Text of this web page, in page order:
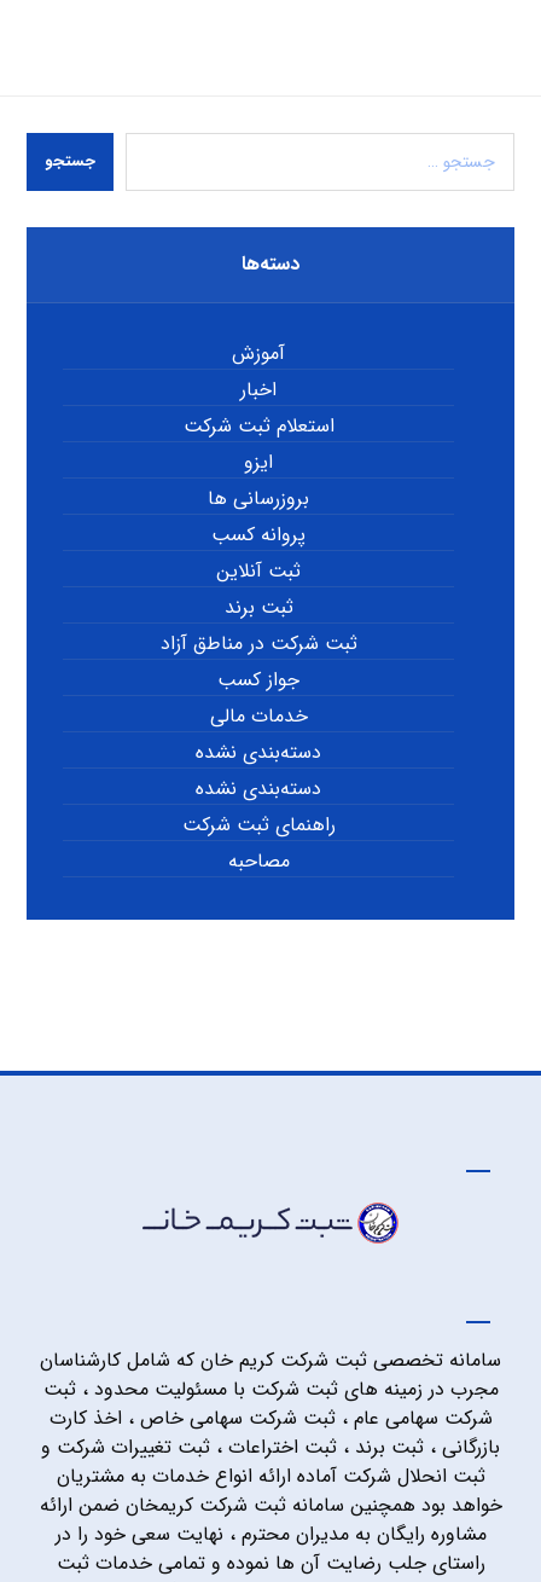
جستجو
دسته‌ها
آموزش
اخبار
استعلام ثبت شرکت
ایزو
بروزرسانی ها
پروانه کسب
ثبت آنلاین
ثبت برند
ثبت شرکت در مناطق آزاد
جواز کسب
خدمات مالی
دسته‌بندی نشده
دسته‌بندی نشده
راهنمای ثبت شرکت
مصاحبه
سامانه تخصصی ثبت شرکت کریم خان که شامل کارشناسان
مجرب در زمینه های ثبت شرکت با مسئولیت محدود ، ثبت
شرکت سهامی عام ، ثبت شرکت سهامی خاص ، اخذ کارت
بازرگانی ، ثبت برند ، ثبت اختراعات ، ثبت تغییرات شرکت و
ثبت انحلال شرکت آماده ارائه انواع خدمات به مشتریان
خواهد بود همچنین سامانه ثبت شرکت کریمخان ضمن ارائه
مشاوره رایگان به مدیران محترم ، نهایت سعی خود را در
راستای جلب رضایت آن ها نموده و تمامی خدمات ثبت